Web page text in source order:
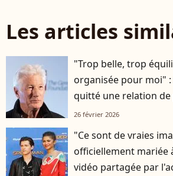
Les articles
"Trop belle, trop
organisée pour moi" :
quitté une relation de
26 février 2026
"Ce sont de vraies
officiellement mariée
vidéo partagée par